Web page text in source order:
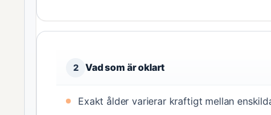
2 Vad som är oklart
Exakt ålder varierar kraftigt mellan